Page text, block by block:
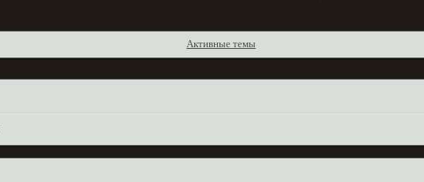
Активные темы